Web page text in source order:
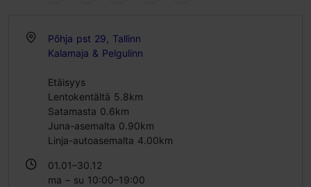
Põhja pst 29, Tallinn
Kalamaja & Pelgulinn
Etäisyys
Lentokentältä 5.8km
Satamasta 0.6km
Juna-asemalta 0.90km
Linja-autoasemalta 4.00km
01.01–30.12
ma – su 10:00–19:00